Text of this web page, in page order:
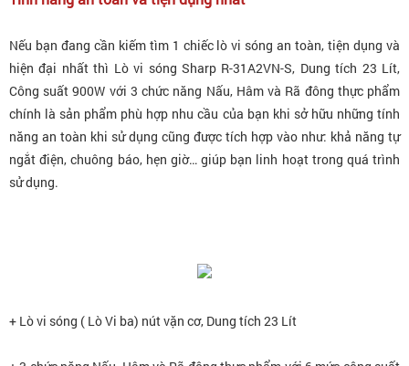
Nếu bạn đang cần kiếm tìm 1 chiếc lò vi sóng an toàn, tiện dụng và
hiện đại nhất thì Lò vi sóng Sharp R-31A2VN-S, Dung tích 23 Lít,
Công suất 900W với 3 chức năng Nấu, Hâm và Rã đông thực phẩm
chính là sản phẩm phù hợp nhu cầu của bạn khi sở hữu những tính
năng an toàn khi sử dụng cũng được tích hợp vào như: khả năng tự
ngắt điện, chuông báo, hẹn giờ… giúp bạn linh hoạt trong quá trình
sử dụng.
+ Lò vi sóng ( Lò Vi ba) nút vặn cơ, Dung tích 23 Lít